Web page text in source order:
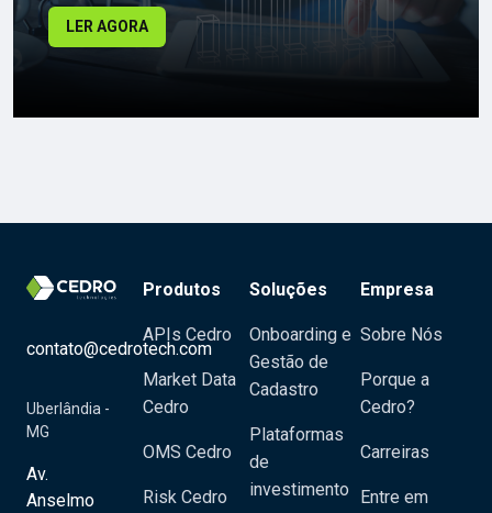
LER AGORA
contato@cedrotech.com
Uberlândia -
MG
Av.
Anselmo
Produtos
APIs Cedro
Market Data
Cedro
OMS Cedro
Risk Cedro
Soluções
Onboarding e
Gestão de
Cadastro
Plataformas
de
investimento
Empresa
Sobre Nós
Porque a
Cedro?
Carreiras
Entre em